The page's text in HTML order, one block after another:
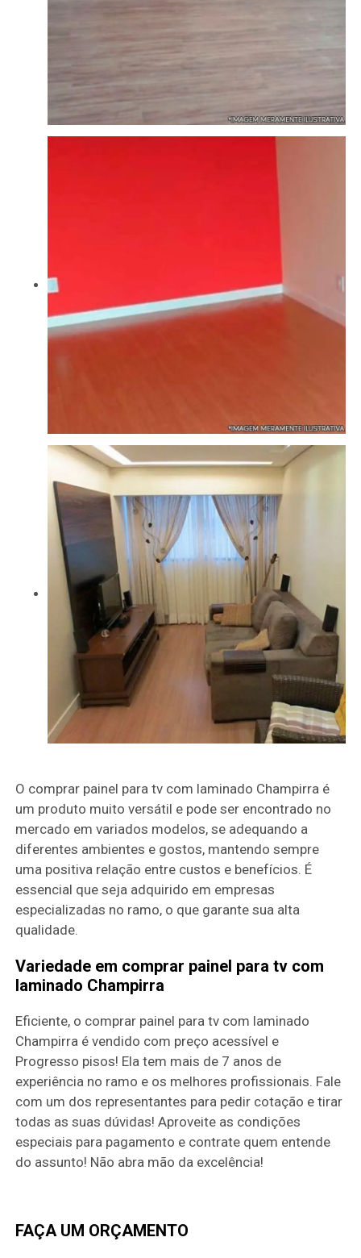
O comprar painel para tv com laminado Champirra é
um produto muito versátil e pode ser encontrado no
mercado em variados modelos, se adequando a
diferentes ambientes e gostos, mantendo sempre
uma positiva relação entre custos e benefícios. É
essencial que seja adquirido em empresas
especializadas no ramo, o que garante sua alta
qualidade.
Variedade em comprar painel para tv com
laminado Champirra
Eficiente, o comprar painel para tv com laminado
Champirra é vendido com preço acessível e
Progresso pisos! Ela tem mais de 7 anos de
experiência no ramo e os melhores profissionais. Fale
com um dos representantes para pedir cotação e tirar
todas as suas dúvidas! Aproveite as condições
especiais para pagamento e contrate quem entende
do assunto! Não abra mão da excelência!
FAÇA UM ORÇAMENTO